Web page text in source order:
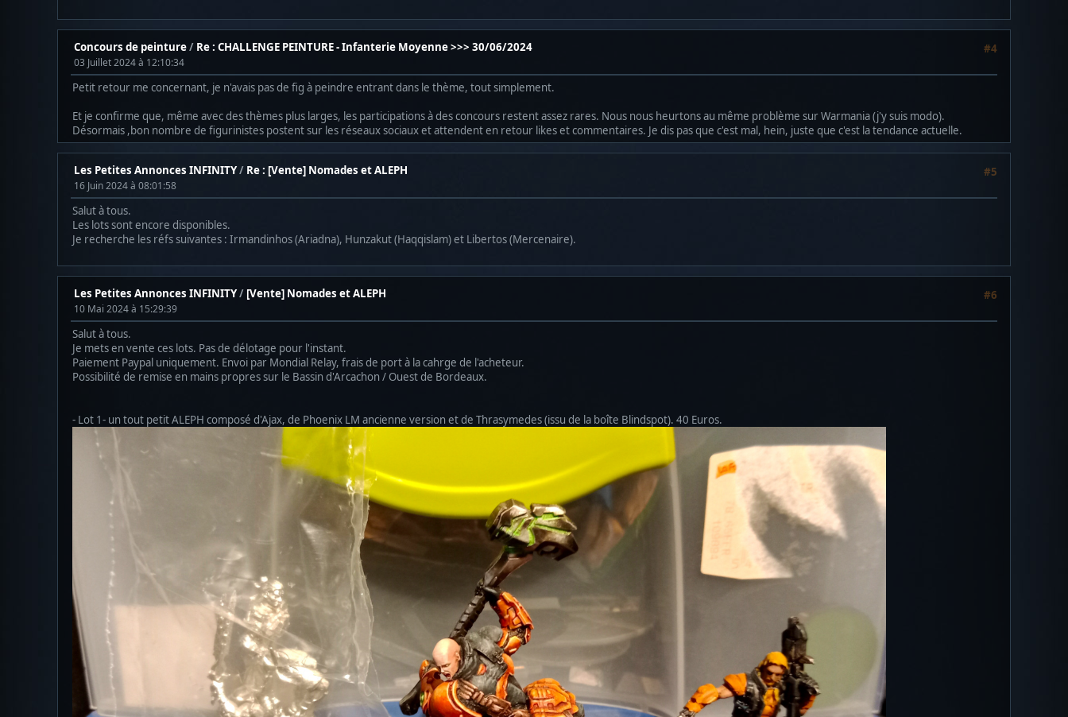
#4
Concours de peinture/ Re : CHALLENGE PEINTURE - Infanterie Moyenne >>> 30/06/2024
03 Juillet 2024 à 12:10:34
Petit retour me concernant, je n'avais pas de fig à peindre entrant dans le thème, tout simplement.
Et je confirme que, même avec des thèmes plus larges, les participations à des concours restent assez rares. Nous nous heurtons au même problème sur Warmania (j'y suis modo).
Désormais ,bon nombre de figurinistes postent sur les réseaux sociaux et attendent en retour likes et commentaires. Je dis pas que c'est mal, hein, juste que c'est la tendance actuelle.
#5
Les Petites Annonces INFINITY/ Re : [Vente] Nomades et ALEPH
16 Juin 2024 à 08:01:58
Salut à tous.
Les lots sont encore disponibles.
Je recherche les réfs suivantes : Irmandinhos (Ariadna), Hunzakut (Haqqislam) et Libertos (Mercenaire).
#6
Les Petites Annonces INFINITY/ [Vente] Nomades et ALEPH
10 Mai 2024 à 15:29:39
Salut à tous.
Je mets en vente ces lots. Pas de délotage pour l'instant.
Paiement Paypal uniquement. Envoi par Mondial Relay, frais de port à la cahrge de l'acheteur.
Possibilité de remise en mains propres sur le Bassin d'Arcachon / Ouest de Bordeaux.
- Lot 1- un tout petit ALEPH composé d'Ajax, de Phoenix LM ancienne version et de Thrasymedes (issu de la boîte Blindspot). 40 Euros.